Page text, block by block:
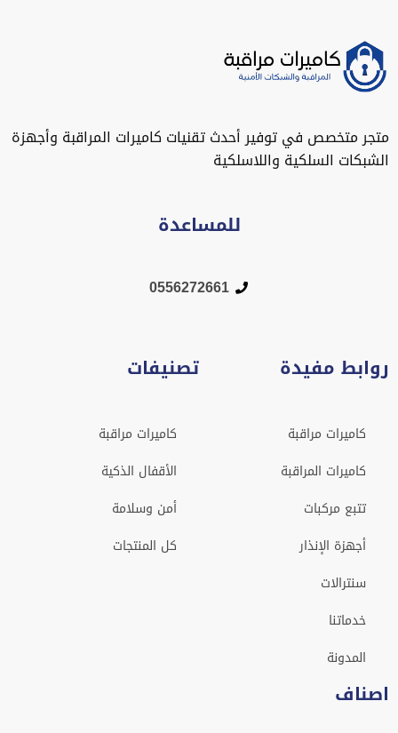
متجر متخصص في توفير أحدث تقنيات كاميرات المراقبة وأجهزة
الشبكات السلكية واللاسلكية
للمساعدة
0556272661
روابط مفيدة
كاميرات مراقبة
كاميرات المراقبة
تتبع مركبات
أجهزة الإنذار
سنترالات
خدماتنا
المدونة
تصنيفات
كاميرات مراقبة
الأقفال الذكية
أمن وسلامة
كل المنتجات
اصناف